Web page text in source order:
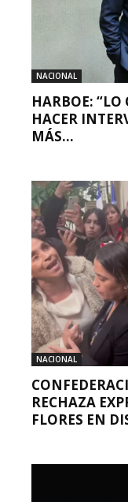
NACIONAL
HARBOE: “LO
HACER
MÁS...
NACIONAL
RECHAZA
FLORES EN